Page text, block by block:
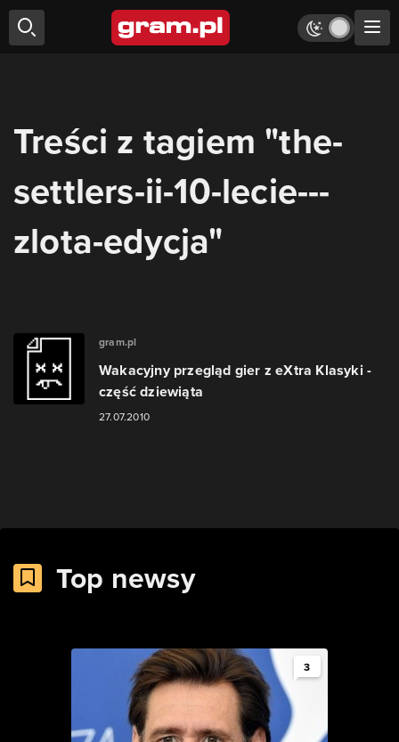
Treści z tagiem "the-
settlers-ii-10-lecie---
zlota-edycja"
gram.pl
Wakacyjny przegląd gier z eXtra Klasyki -
część dziewiąta
27.07.2010
Top newsy
3